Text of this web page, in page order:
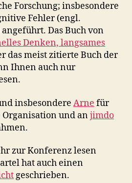
Forschung; insbesondere
Fehler (engl.
Das Buch von
Denken, langsames
das meist zitierte Buch der
Ihnen auch nur
insbesondere Arne für
und anjimdo
zur Konferenz lesen
hat auch einen
geschrieben.